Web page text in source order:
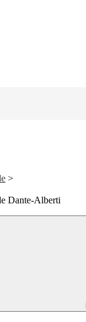
>
Dante-Alberti